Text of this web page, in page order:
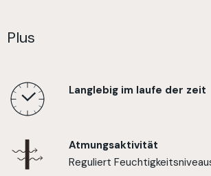
Plus
Langlebig im laufe der zeit
Atmungsaktivität
Reguliert